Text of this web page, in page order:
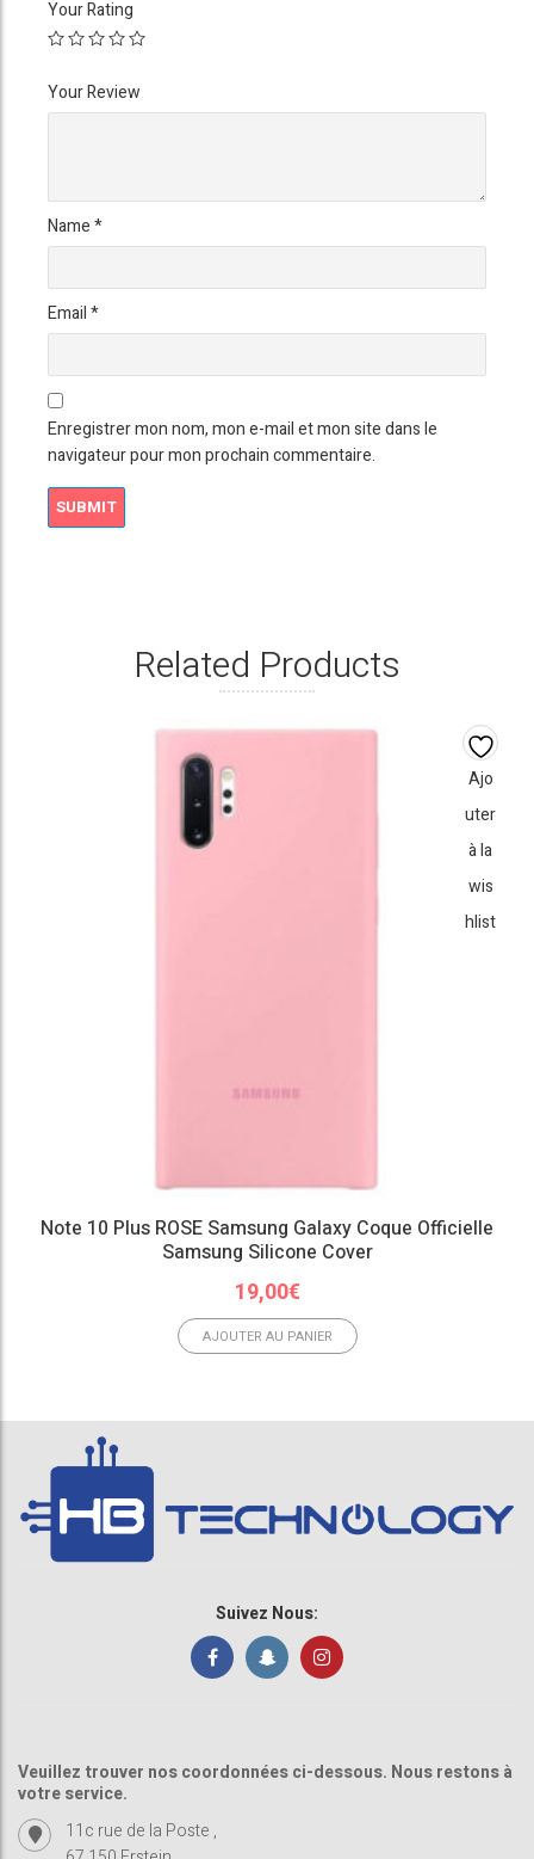
Your Rating
Your Review
Name*
Email*
Enregistrer mon nom, mon e-mail et mon site dans le
navigateur pour mon prochain commentaire.
Related Products
Ajo
uter
à la
wis
hlist
Note 10 Plus ROSE Samsung Galaxy Coque Officielle
Samsung Silicone Cover
19,00€
AJOUTER AU PANIER
Suivez Nous:
Veuillez trouver nos coordonnées ci-dessous. Nous restons à
votre service.
11c rue de la Poste ,